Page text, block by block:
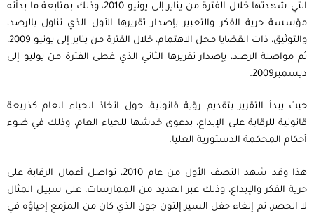
التي شهدتها خلال الفترة من يناير إلى يونيو 2010، وذلك بمتابعة ما بدأته
مؤسسة حرية الفكر والتعبير بإصدار تقريرها الأول الذي تناول بالرصد،
والتوثيق، ذات القضايا محل الاهتمام، خلال الفترة من يناير إلى يونيو 2009،
ثم مواصلة الرصد، بإصدار تقريرها الثاني الذي غطى الفترة من يوليو إلى
ديسمبر2009.
حيث يبدأ التقرير بتقديم رؤية قانونية، حول اتخاذ الحياء العام كذريعة
قانونية للرقابة على الإبداع، بدعوى خدشها للحياء العام، وذلك في ضوء
أحكام المحكمة الدستورية العليا.
هذا وقد شهد النصف الأول من عام 2010، تواصل أعمال الرقابة على
حرية الفكر والإبداع، وذلك عبر العديد من الممارسات، على سبيل المثال
لا الحصر، تم إلغاء حفل السير إلتون جون الذي كان من المزمع إحياؤه في